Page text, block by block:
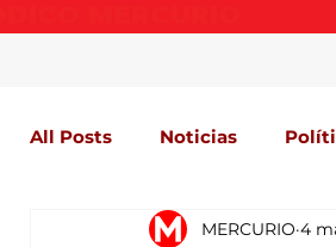
All Posts Noticias
Agricultura México
MERCURIO 4